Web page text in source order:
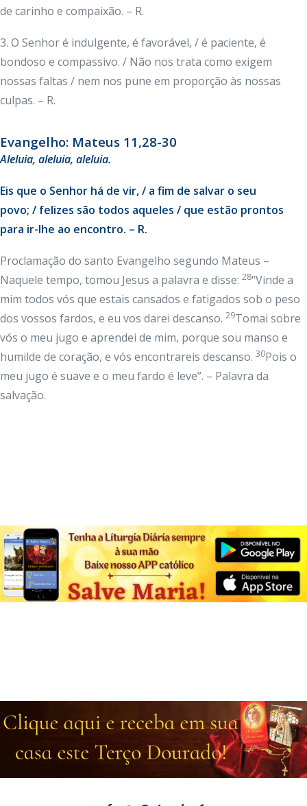
de carinho e compaixão. – R.
3. O Senhor é indulgente, é favorável, / é paciente, é
bondoso e compassivo. / Não nos trata como exigem
nossas faltas / nem nos pune em proporção às nossas
culpas. – R.
Evangelho: Mateus 11,28-30
Aleluia, aleluia, aleluia.
Eis que o Senhor há de vir, / a fim de salvar o seu
povo; / felizes são todos aqueles / que estão prontos
para ir-lhe ao encontro. – R.
Proclamação do santo Evangelho segundo Mateus –
Naquele tempo, tomou Jesus a palavra e disse: 28“Vinde a
mim todos vós que estais cansados e fatigados sob o peso
dos vossos fardos, e eu vos darei descanso. 29Tomai sobre
vós o meu jugo e aprendei de mim, porque sou manso e
humilde de coração, e vós encontrareis descanso. 30Pois o
meu jugo é suave e o meu fardo é leve”. – Palavra da
salvação.